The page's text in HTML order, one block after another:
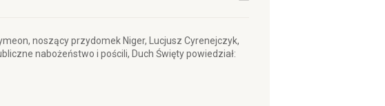
noszący przydomek Niger, Lucjusz Cyrenejczyk,
nabożeństwo i pościli, Duch Święty powiedział: